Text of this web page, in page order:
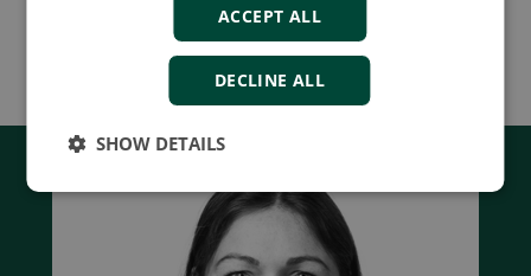
More details
ACCEPT ALL
DECLINE ALL
SHOW DETAILS